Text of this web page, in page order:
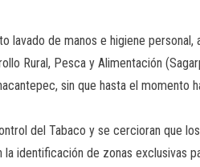
lavado de manos e higiene personal,
Rural, Pesca y Alimentación
sin que hasta el momento
del Tabaco y se cercioran que
identificación de zonas exclusivas